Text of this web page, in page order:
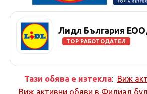
Лидл България
TOP РАБОТОДАТЕЛ
Тази обява е изтекла: Виж
Виж активни обяви в Филиал